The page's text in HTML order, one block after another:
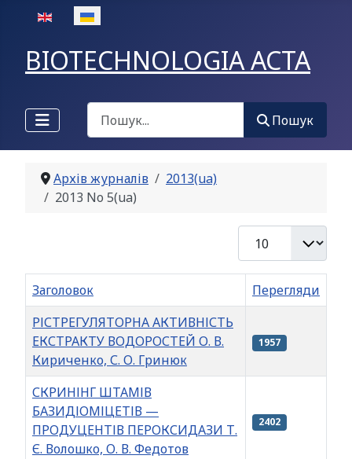
Оберіть свою мову
BIOTECHNOLOGIA ACTA
Пошук
Пошук
Архів журналів
2013(ua)
2013 No 5(ua)
Заголовок
Перегляди
РІСТРЕГУЛЯТОРНА АКТИВНІСТЬ
ЕКСТРАКТУ ВОДОРОСТЕЙ О. В.
Кириченко, С. О. Гринюк
1957
СКРИНІНГ ШТАМІВ
БАЗИДІОМІЦЕТІВ —
ПРОДУЦЕНТІВ ПЕРОКСИДАЗИ Т.
Є. Волошко, О. В. Федотов
2402